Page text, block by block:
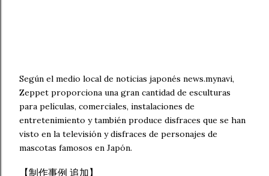
Según el medio local de noticias japonés news.mynavi,
Zeppet proporciona una gran cantidad de esculturas
para películas, comerciales, instalaciones de
entretenimiento y también produce disfraces que se han
visto en la televisión y disfraces de personajes de
mascotas famosos en Japón.
【制作事例 追加】